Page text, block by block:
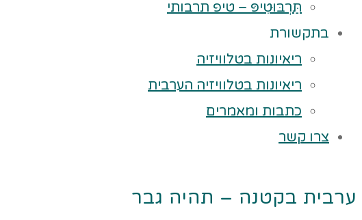
תַּרְבּוּטִיפּ – טיפ תרבותי
בתקשורת
ריאיונות בטלוויזיה
ריאיונות בטלוויזיה הערבית
כתבות ומאמרים
צרו קשר
ערבית בקטנה – תהיה גבר